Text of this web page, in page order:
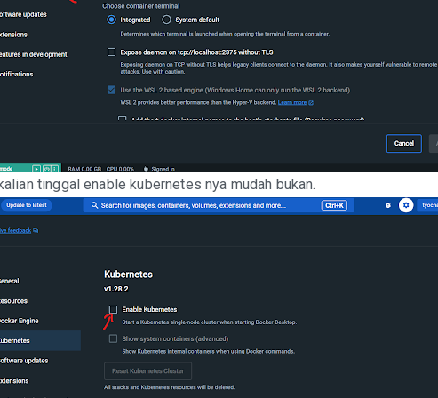
tinggal enable kubernetes nya mudah bukan.